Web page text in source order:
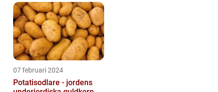
07 februari 2024
Potatisodlare - jordens